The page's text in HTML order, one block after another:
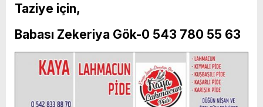
Taziye için,
Babası Zekeriya Gök-0 543 780 55 63